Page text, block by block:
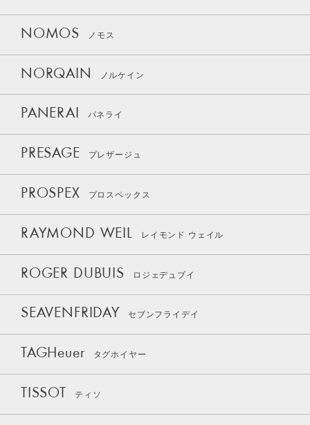
NOMOS ノモス
NORQAIN ノルケイン
PANERAI パネライ
PRESAGE プレザージュ
PROSPEX プロスペックス
RAYMOND WEIL レイモンド ウェイル
ROGER DUBUIS ロジェデュブイ
SEAVENFRIDAY セブンフライデイ
TAGHeuer タグホイヤー
TISSOT ティソ